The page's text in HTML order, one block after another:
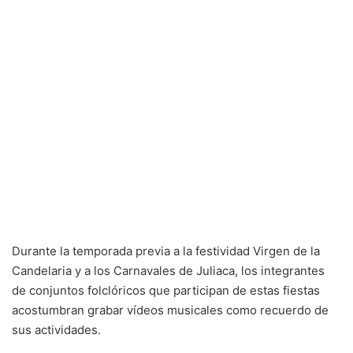
Durante la temporada previa a la festividad Virgen de la
Candelaria y a los Carnavales de Juliaca, los integrantes
de conjuntos folclóricos que participan de estas fiestas
acostumbran grabar vídeos musicales como recuerdo de
sus actividades.